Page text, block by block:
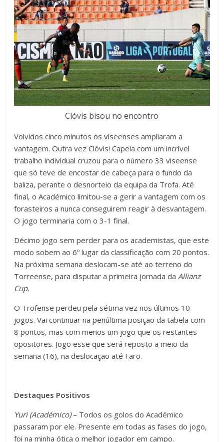
Clóvis bisou no encontro
Volvidos cinco minutos os viseenses ampliaram a
vantagem. Outra vez Clóvis! Capela com um incrível
trabalho individual cruzou para o número 33 viseense
que só teve de encostar de cabeça para o fundo da
baliza, perante o desnorteio da equipa da Trofa. Até
final, o Académico limitou-se a gerir a vantagem com os
forasteiros a nunca conseguirem reagir à desvantagem.
O jogo terminaria com o 3-1 final.
Décimo jogo sem perder para os academistas, que este
modo sobem ao 6º lugar da classificação com 20 pontos.
Na próxima semana deslocam-se até ao terreno do
Torreense, para disputar a primeira jornada da Allianz
Cup.
O Trofense perdeu pela sétima vez nos últimos 10
jogos. Vai continuar na penúltima posição da tabela com
8 pontos, mas com menos um jogo que os restantes
opositores. Jogo esse que será reposto a meio da
semana (16), na deslocação até Faro.
Destaques Positivos
Yuri (Académico)– Todos os golos do Académico
passaram por ele. Presente em todas as fases do jogo,
foi na minha ótica o melhor jogador em campo.